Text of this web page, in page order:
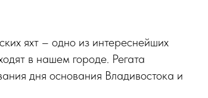
яхт – одно из интереснейших
в нашем городе. Регата
дня основания Владивостока и